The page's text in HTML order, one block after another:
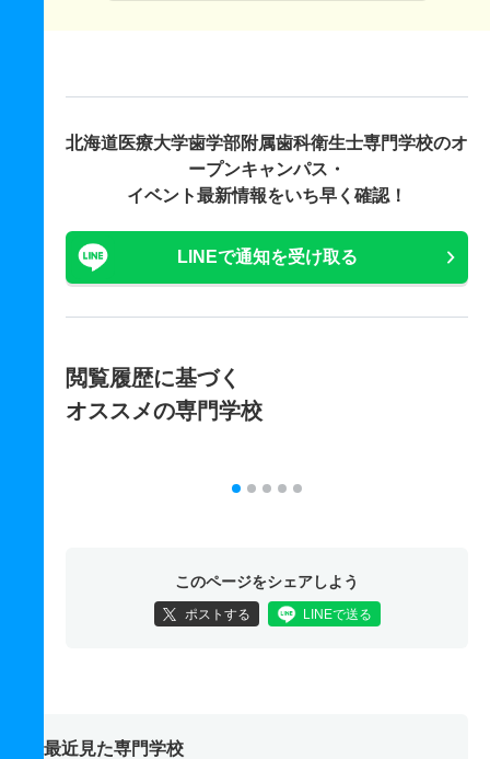
北海道医療大学歯学部附属歯科衛生士専門学校のオ
ープンキャンパス・
イベント最新情報をいち早く確認！
LINEで通知を受け取る
閲覧履歴に基づく
オススメの専門学校
このページをシェアしよう
ポストする LINEで送る
最近見た専門学校